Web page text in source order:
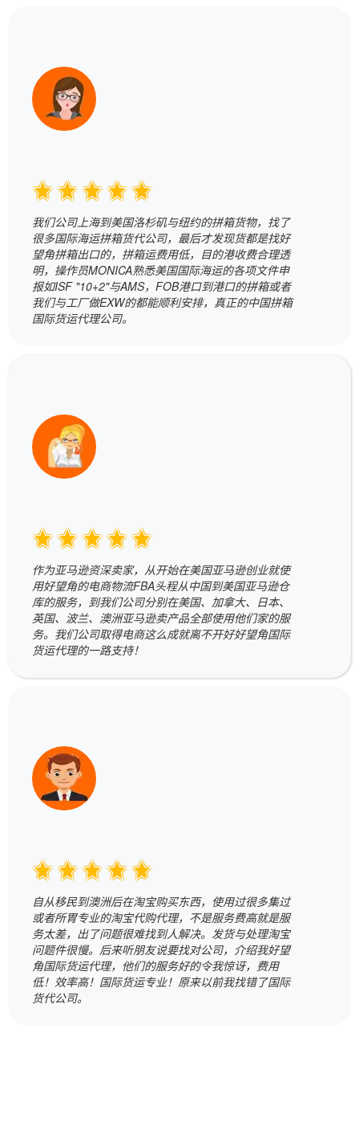
我们公司上海到美国洛杉矶与纽约的拼箱货物，找了
很多国际海运拼箱货代公司，最后才发现货都是找好
望角拼箱出口的，拼箱运费用低，目的港收费合理透
明，操作员MONICA熟悉美国国际海运的各项文件申
报如ISF "10+2"与AMS，FOB港口到港口的拼箱或者
我们与工厂做EXW的都能顺利安排，真正的中国拼箱
国际货运代理公司。
作为亚马逊资深卖家，从开始在美国亚马逊创业就使
用好望角的电商物流FBA头程从中国到美国亚马逊仓
库的服务，到我们公司分别在美国、加拿大、日本、
英国、波兰、澳洲亚马逊卖产品全部使用他们家的服
务。我们公司取得电商这么成就离不开好好望角国际
货运代理的一路支持！
自从移民到澳洲后在淘宝购买东西，使用过很多集过
或者所胃专业的淘宝代购代理，不是服务费高就是服
务太差，出了问题很难找到人解决。发货与处理淘宝
问题件很慢。后来听朋友说要找对公司，介绍我好望
角国际货运代理，他们的服务好的令我惊讶，费用
低！效率高！国际货运专业！原来以前我找错了国际
货代公司。